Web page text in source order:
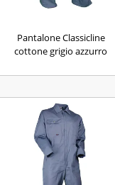
Pantalone Classicline
cottone grigio azzurro